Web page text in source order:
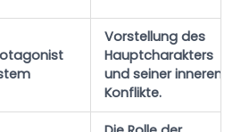
Vorstellung des
Hauptcharakters
und seiner inneren
Konflikte.